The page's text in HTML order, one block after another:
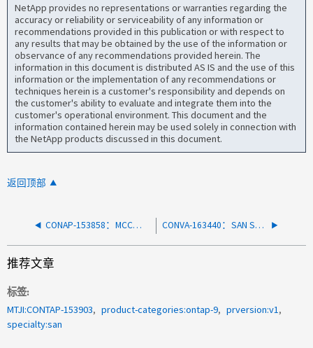
NetApp provides no representations or warranties regarding the
accuracy or reliability or serviceability of any information or
recommendations provided in this publication or with respect to
any results that may be obtained by the use of the information or
observance of any recommendations provided herein. The
information in this document is distributed AS IS and the use of this
information or the implementation of any recommendations or
techniques herein is a customer's responsibility and depends on
the customer's ability to evaluate and integrate them into the
customer's operational environment. This document and the
information contained herein may be used solely in connection with
the NetApp products discussed in this document.
返回顶部
CONAP-153858：MCC配置中集群间ODX期间出现慢速故障 CONVA-163440：SAN SVM可能无法初始化
推荐文章
标签
MTJI:CONTAP-153903
product-categories:ontap-9
prversion:v1
specialty:san